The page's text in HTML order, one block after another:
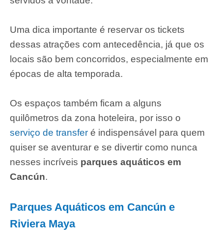
Uma dica importante é reservar os tickets
dessas atrações com antecedência, já que os
locais são bem concorridos, especialmente em
épocas de alta temporada.
Os espaços também ficam a alguns
quilômetros da zona hoteleira, por isso o
serviço de transfer é indispensável para quem
quiser se aventurar e se divertir como nunca
nesses incríveis parques aquáticos em
Cancún.
Parques Aquáticos em Cancún e
Riviera Maya